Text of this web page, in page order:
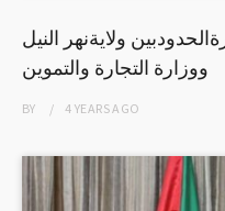
ولايةنهر النيل
ووزارة التجارة والتموين
BY 4 YEARSAGO